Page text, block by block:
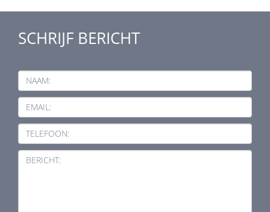
SCHRIJF BERICHT
NAAM:
EMAIL:
TELEFOON:
BERICHT: